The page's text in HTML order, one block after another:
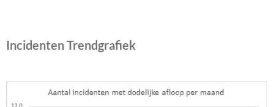
Incidenten Trendgrafiek